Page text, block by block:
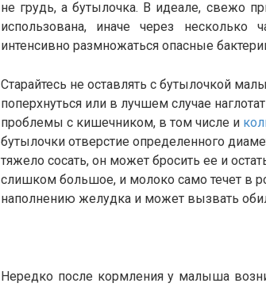
не грудь, а бутылочка. В идеале, свежо
использована, иначе через несколько
интенсивно размножаться опасные
Старайтесь не оставлять с бутылочкой
поперхнуться или в лучшем случае
проблемы с кишечником, в том числе и
бутылочки отверстие определенного
тяжело сосать, он может бросить ее и
слишком большое, и молоко само течет в
наполнению желудка и может вызвать
Нередко после кормления у малыша